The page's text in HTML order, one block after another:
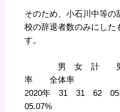
そのため、小石川中等の
校の辞退者数のみにした
す。
男 女 計 男
率 全体率
2020年 31 31 62
05.07%